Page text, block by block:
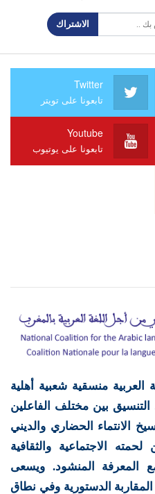
الاشتراك
Twitter
تابعونا على تويتر
Youtube
تابعونا على يوتيوب
العربية منسقية شعبية أهلية
بين مختلف الفاعلين
الانتماء الحضاري والديني
الاجتماعية والثقافية
المعرفة المنشود. ويسعى
الدستورية وفي نطاق